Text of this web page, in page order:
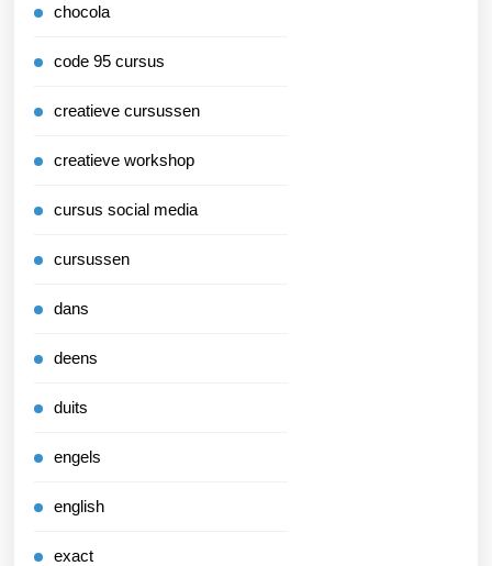
chocola
code 95 cursus
creatieve cursussen
creatieve workshop
cursus social media
cursussen
dans
deens
duits
engels
english
exact